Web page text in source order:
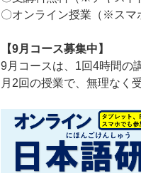
〇オンライン授業（※スマ
【9月コース募集中】
9月コースは、1回4時間の
月2回の授業で、無理なく